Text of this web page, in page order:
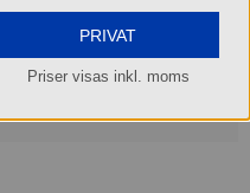
PRIVAT
Priser visas inkl. moms